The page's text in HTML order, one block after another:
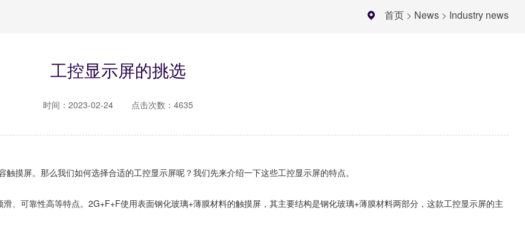
首页 > News > Industry news
工控显示屏的挑选
时间：2023-02-24 点击次数：4635
摸屏。那么我们如何选择合适的工控显示屏呢？我们先来介绍一下这些工控显示屏的特点。
、可靠性高等特点。2G+F+F使用表面钢化玻璃+薄膜材料的触摸屏，其主要结构是钢化玻璃+薄膜材料两部分，这款工控显示屏的主